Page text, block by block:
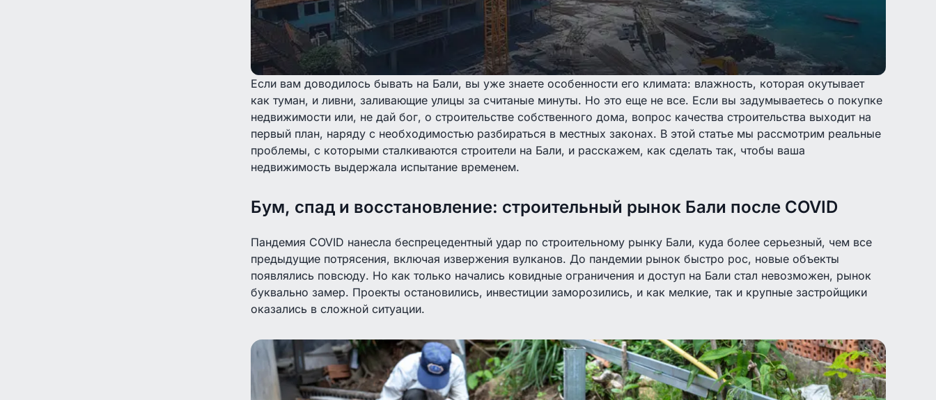
Если вам доводилось бывать на Бали, вы уже знаете особенности его климата: влажность, которая окутывает
как туман, и ливни, заливающие улицы за считаные минуты. Но это еще не все. Если вы задумываетесь о покупке
недвижимости или, не дай бог, о строительстве собственного дома, вопрос качества строительства выходит на
первый план, наряду с необходимостью разбираться в местных законах. В этой статье мы рассмотрим реальные
проблемы, с которыми сталкиваются строители на Бали, и расскажем, как сделать так, чтобы ваша
недвижимость выдержала испытание временем.
Бум, спад и восстановление: строительный рынок Бали после COVID
Пандемия COVID нанесла беспрецедентный удар по строительному рынку Бали, куда более серьезный, чем все
предыдущие потрясения, включая извержения вулканов. До пандемии рынок быстро рос, новые объекты
появлялись повсюду. Но как только начались ковидные ограничения и доступ на Бали стал невозможен, рынок
буквально замер. Проекты остановились, инвестиции заморозились, и как мелкие, так и крупные застройщики
оказались в сложной ситуации.